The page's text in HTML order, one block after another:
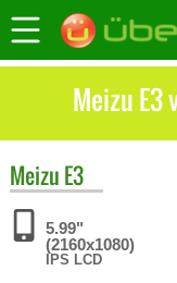
Meizu E3
Meizu E3
5.99"
(2160x1080)
IPS LCD